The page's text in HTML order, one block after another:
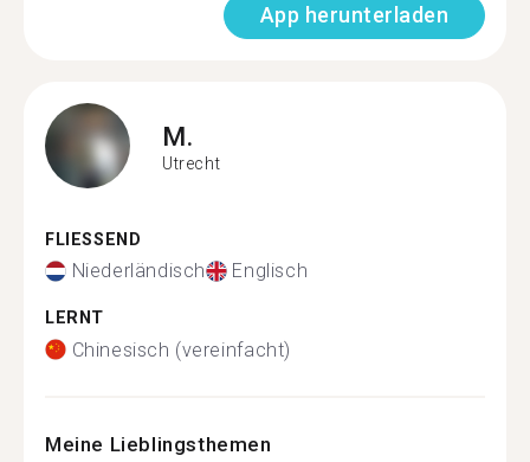
App herunterladen
M.
Utrecht
FLIESSEND
Niederländisch Englisch
LERNT
Chinesisch (vereinfacht)
Meine Lieblingsthemen